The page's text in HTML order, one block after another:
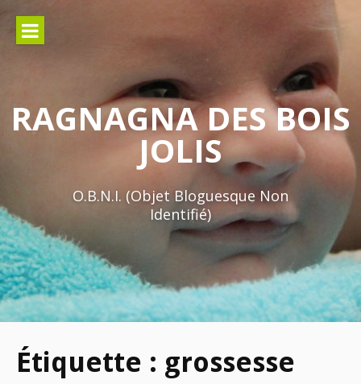
contenu
RAGNAGNA DES BOIS
JOLIS
O.B.N.I. (Objet Bloguesque Non
Identifié)
Étiquette : grossesse